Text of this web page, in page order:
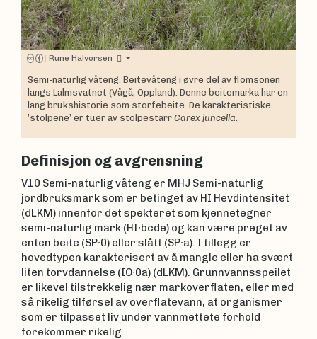
| Rune Halvorsen
Semi-naturlig våteng. Beitevåteng i øvre del av flomsonen
langs Lalmsvatnet (Vågå, Oppland). Denne beitemarka har en
lang brukshistorie som storfebeite. De karakteristiske
’stolpene’ er tuer av stolpestarr Carex juncella.
Definisjon og avgrensning
V10 Semi-naturlig våteng er MHJ Semi-naturlig
jordbruksmark som er betinget av HI Hevdintensitet
(dLKM) innenfor det spekteret som kjennetegner
semi-naturlig mark (HI∙bcde) og kan være preget av
enten beite (SP∙0) eller slått (SP∙a). I tillegg er
hovedtypen karakterisert av å mangle eller ha svært
liten torvdannelse (IO∙0a) (dLKM). Grunnvannsspeilet
er likevel tilstrekkelig nær markoverflaten, eller med
så rikelig tilførsel av overflatevann, at organismer
som er tilpasset liv under vannmettete forhold
forekommer rikelig.